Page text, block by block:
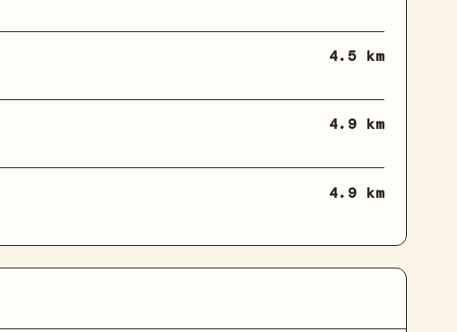
4.5 km
4.9 km
4.9 km